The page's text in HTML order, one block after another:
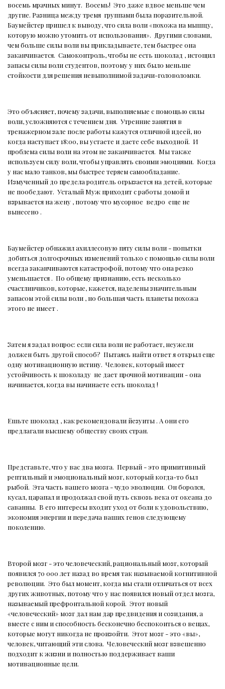
восемь мрачных минут. Восемь! Это даже вдвое меньше чем
другие. Разница между тремя группами была поразительной.
Баумейстер пришел к выводу, что сила воли «похожа на мышцу,
которую можно утомить от использования». Другими словами,
чем больше силы воли вы прикладываете, тем быстрее она
заканчивается. Самоконтроль, чтобы не есть шоколад , истощил
запасы силы воли студентов, поэтому у них было меньше
стойкости для решения невыполнимой задачи-головоломки.
Это объясняет, почему задачи, выполняемые с помощью силы
воли, усложняются с течением дня. Утренние занятия в
тренажерном зале после работы кажутся отличной идеей, но
когда наступает 18:00, вы устаете и даете себе выходной. И
проблема силы воли на этом не заканчивается. Мы также
используем силу воли, чтобы управлять своими эмоциями. Когда
у нас мало танков, мы быстрее теряем самообладание.
Измученный до предела родитель огрызается на детей, которые
не пообедают. Усталый Муж приходит с работы домой и
взрывается на жену , потому что мусорное ведро еще не
вынесено .
Баумейстер обнажил ахиллесовую пяту силы воли - попытки
добиться долгосрочных изменений только с помощью силы воли
всегда заканчиваются катастрофой, потому что она резко
уменьшается . По общему признанию, есть несколько
счастливчиков, которые, кажется, наделены значительным
запасом этой силы воли , но большая часть планеты похожа
этого не имеет .
Затем я задал вопрос: если сила воли не работает, неужели
должен быть другой способ? Пытаясь найти ответ я открыл еще
одну мотивационную истину. Человек, который имеет
устойчивость к шоколаду не дает прочной мотивации - она ​​
начинается, когда вы начинаете есть шоколад !
Ешьте шоколад , как рекомендовали йезуиты . А они его
предлагали высшему обществу своих стран.
Представьте, что у вас два мозга. Первый - это примитивный
рептильный и эмоциональный мозг, который когда-то был
рыбой. Эта часть вашего мозга - чудо эволюции. Он боролся,
кусал, царапал и продолжал свой путь сквозь века от океана до
саванны. В его интересы входит уход от боли к удовольствию,
экономия энергии и передача ваших генов следующему
поколению.
Второй мозг - это человеческий, рациональный мозг, который
появился 70 000 лет назад во время так называемой когнитивной
революции. Это был момент, когда мы стали отличаться от всех
других животных, потому что у нас появился новый отдел мозга,
называемый префронтальной корой. Этот новый
«человеческий» мозг дал нам дар предвидения и созидания, а
вместе с ним и способность бесконечно беспокоиться о вещах,
которые могут никогда не произойти. Этот мозг - это «вы»,
человек, читающий эти слова. Человеческий мозг взвешенно
подходит к жизни и полностью поддерживает ваши
мотивационные цели.